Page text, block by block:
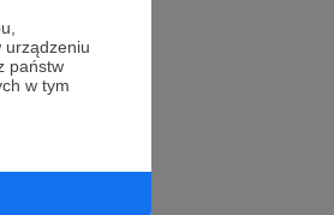
urządzeniu
państw
w tym